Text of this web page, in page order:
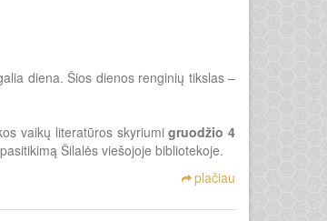
diena. Šios dienos renginių tikslas –
vaikų literatūros skyriumigruodžio 4
Šilalės viešojoje bibliotekoje.
plačiau